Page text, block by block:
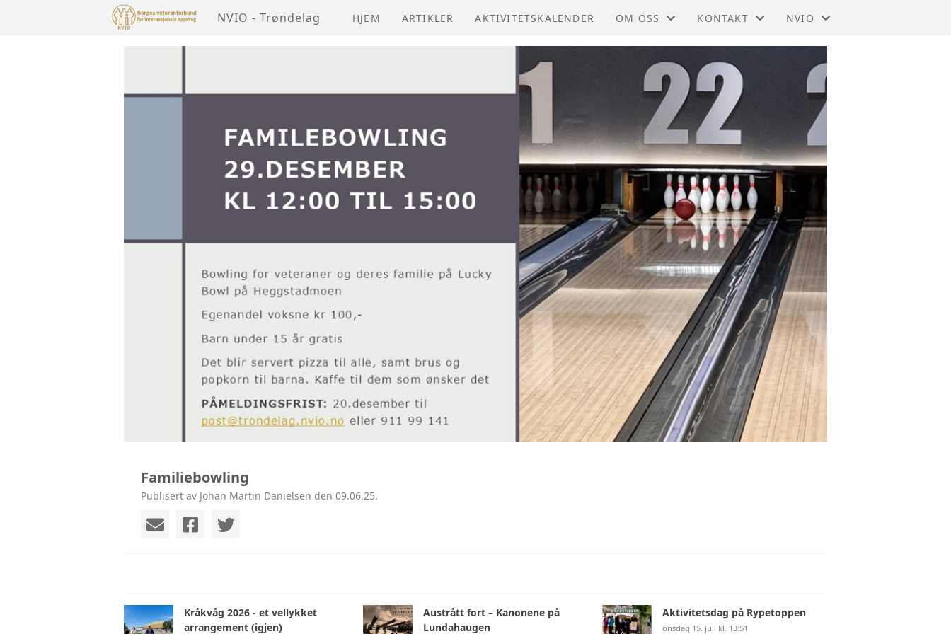
NVIO - Trøndelag HJEM ARTIKLER AKTIVITETSKALENDER OM OSS
VEDTEKTER
ÅRSMELDINGER
KONTAKT
STYRET
NVIO
TIL HOVEDSIDEN
Familiebowling
Publisert av Johan Martin Danielsen den 09.06.25.
Kråkvåg 2026 - et vellykket
arrangement (igjen)
Austrått fort – Kanonene på
Lundahaugen
Aktivitetsdag på Rypetoppen
onsdag 15. juli kl. 13:51